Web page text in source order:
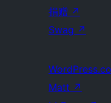
捐赠 ↗
Swag ↗
Matt ↗